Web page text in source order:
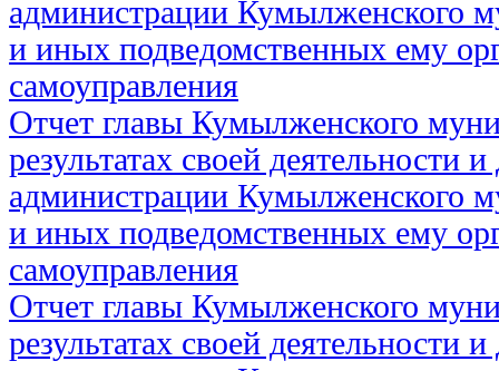
администрации Кумылженского
и иных подведомственных ему
самоуправления
Отчет главы Кумылженского
результатах своей деятельности
администрации Кумылженского
и иных подведомственных ему
самоуправления
Отчет главы Кумылженского
результатах своей деятельности